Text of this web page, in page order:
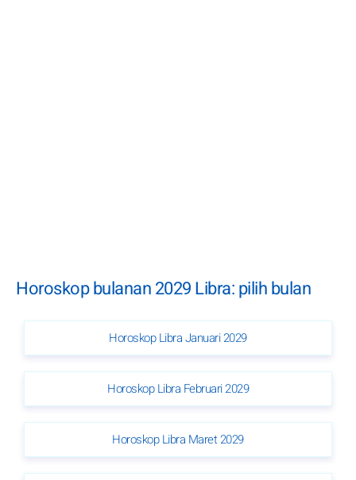
Horoskop bulanan 2029 Libra: pilih bulan
Horoskop Libra Januari 2029
Horoskop Libra Februari 2029
Horoskop Libra Maret 2029